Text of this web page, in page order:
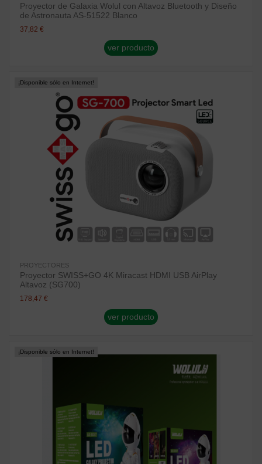
Proyector de Galaxia Wolul con Altavoz Bluetooth y Diseño
de Astronauta AS-51522 Blanco
37,82 €
ver producto
¡Disponible sólo en Internet!
PROYECTORES
Proyector SWISS+GO 4K Miracast HDMI USB AirPlay
Altavoz (SG700)
178,47 €
ver producto
¡Disponible sólo en Internet!